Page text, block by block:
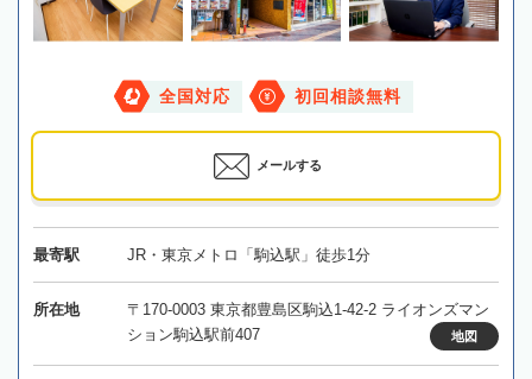
全国対応 初回相談無料
メールする
最寄駅 JR・東京メトロ「駒込駅」徒歩1分
所在地
〒170-0003 東京都豊島区駒込1-42-2 ライオンズマン
ション駒込駅前407
地図